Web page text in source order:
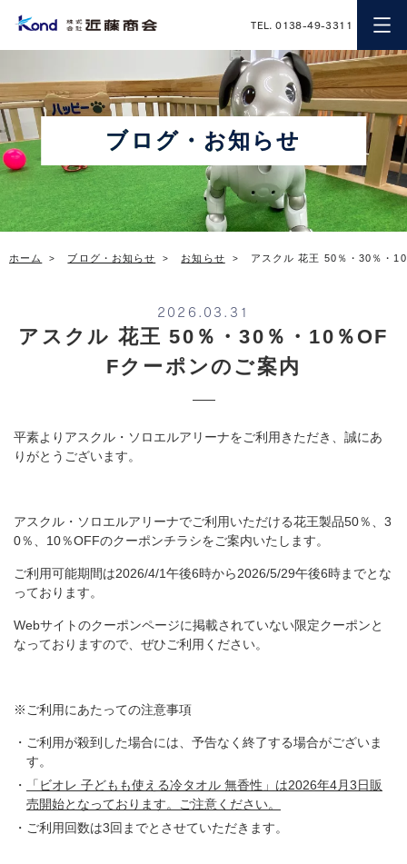
近藤商会
TEL. 0138-49-3311
ブログ・お知らせ
ホーム ブログ・お知らせ お知らせ アスクル 花王 50％・30％・
2026.03.31
アスクル 花王 50％・30％・10％OF
Fクーポンのご案内
平素よりアスクル・ソロエルアリーナをご利用きただき、誠にあ
りがとうございます。
アスクル・ソロエルアリーナでご利用いただける花王製品50％、3
0％、10％OFFのクーポンチラシをご案内いたします。
ご利用可能期間は2026/4/1午後6時から2026/5/29午後6時までとな
っております。
Webサイトのクーポンページに掲載されていない限定クーポンと
なっておりますので、ぜひご利用ください。
※ご利用にあたっての注意事項
ご利用が殺到した場合には、予告なく終了する場合がございま
す。
「ビオレ 子どもも使える冷タオル 無香性」は2026年4月3日販
売開始となっております。ご注意ください。
ご利用回数は3回までとさせていただきます。